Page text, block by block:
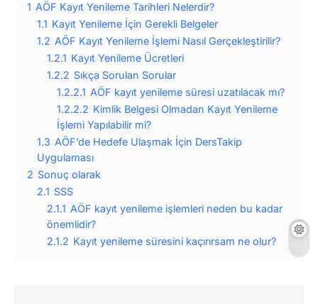
1 AÖF Kayıt Yenileme Tarihleri Nelerdir?
1.1 Kayıt Yenileme İçin Gerekli Belgeler
1.2 AÖF Kayıt Yenileme İşlemi Nasıl Gerçekleştirilir?
1.2.1 Kayıt Yenileme Ücretleri
1.2.2 Sıkça Sorulan Sorular
1.2.2.1 AÖF kayıt yenileme süresi uzatılacak mı?
1.2.2.2 Kimlik Belgesi Olmadan Kayıt Yenileme
İşlemi Yapılabilir mi?
1.3 AÖF’de Hedefe Ulaşmak İçin DersTakip
Uygulaması
2 Sonuç olarak
2.1 SSS
2.1.1 AÖF kayıt yenileme işlemleri neden bu kadar
önemlidir?
2.1.2 Kayıt yenileme süresini kaçırırsam ne olur?